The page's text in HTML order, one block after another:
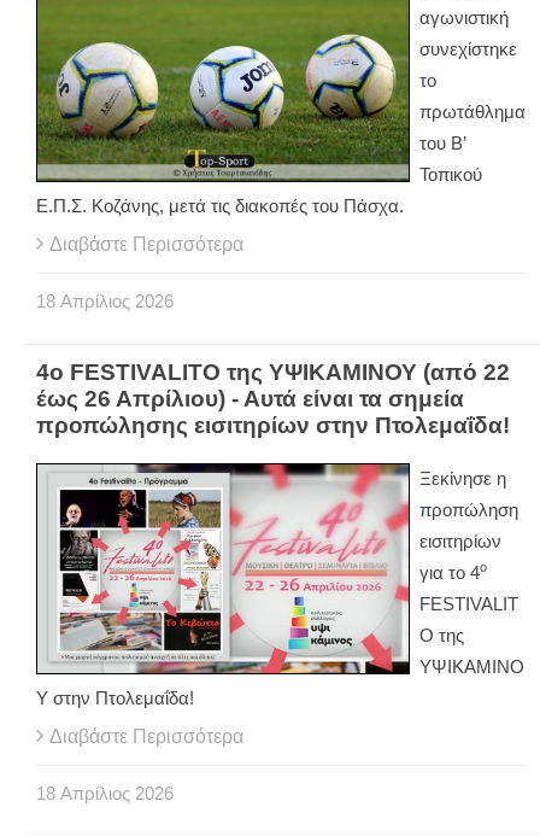
αγωνιστική
συνεχίστηκε
το
πρωτάθλημα
του Β’
Τοπικού
Ε.Π.Σ. Κοζάνης, μετά τις διακοπές του Πάσχα.
Διαβάστε Περισσότερα
18 Απρίλιος 2026
4ο FESTIVALITO της ΥΨΙΚΑΜΙΝΟΥ (από 22
έως 26 Απρίλιου) - Αυτά είναι τα σημεία
προπώλησης εισιτηρίων στην Πτολεμαΐδα!
Ξεκίνησε η
προπώληση
εισιτηρίων
για το 4ο
FESTIVALIT
O της
ΥΨΙΚΑΜΙΝΟ
Υ στην Πτολεμαΐδα!
Διαβάστε Περισσότερα
18 Απρίλιος 2026